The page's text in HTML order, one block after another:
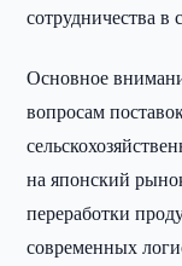
сотрудничества в
Основное
вопросам
на японский
переработки
современных